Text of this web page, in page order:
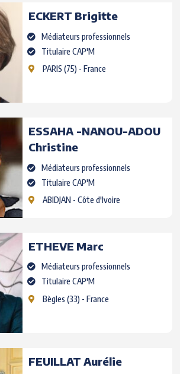
ECKERT Brigitte
Médiateurs professionnels
Titulaire CAP'M
PARIS (75) - France
ESSAHA -NANOU-ADOU
Christine
Médiateurs professionnels
Titulaire CAP'M
ABIDJAN- Côte d'Ivoire
ETHEVE Marc
Médiateurs professionnels
Titulaire CAP'M
Bègles (33) - France
FEUILLAT Aurélie